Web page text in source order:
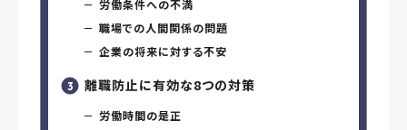
労働条件への不満
職場での人間関係の問題
企業の将来に対する不安
離職防止に有効な8つの対策
労働時間の是正